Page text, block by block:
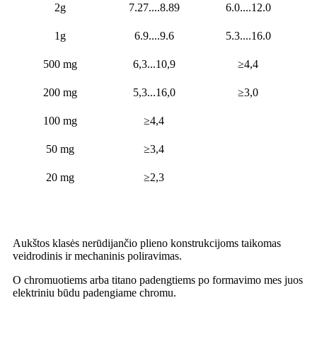
2g 7.27....8.89 6.0....12.0
1g 6.9....9.6 5.3....16.0
500 mg 6,3...10,9 ≥4,4
200 mg 5,3...16,0 ≥3,0
100 mg ≥4,4
50 mg ≥3,4
20 mg ≥2,3
Aukštos klasės nerūdijančio plieno konstrukcijoms taikomas
veidrodinis ir mechaninis poliravimas.
O chromuotiems arba titano padengtiems po formavimo mes juos
elektriniu būdu padengiame chromu.